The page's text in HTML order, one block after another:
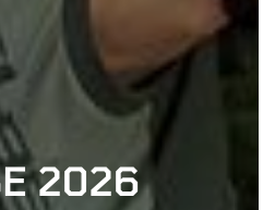
2026